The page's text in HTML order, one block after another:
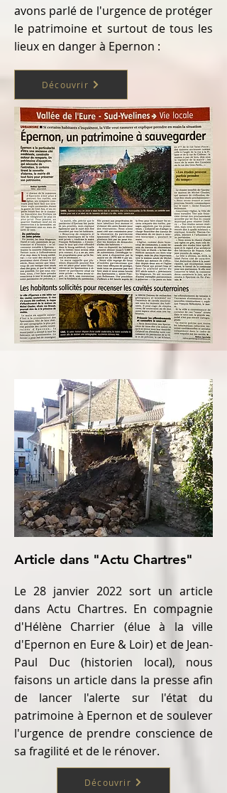
avons parlé de l'urgence de protéger
le patrimoine et surtout de tous les
lieux en danger à Epernon :
Découvrir
Article dans "Actu Chartres"
Le 28 janvier 2022 sort un article
dans Actu Chartres. En compagnie
d'Hélène Charrier (élue à la ville
d'Epernon en Eure & Loir) et de Jean-
Paul Duc (historien local), nous
faisons un article dans la presse afin
de lancer l'alerte sur l'état du
patrimoine à Epernon et de soulever
l'urgence de prendre conscience de
sa fragilité et de le rénover.
Découvrir